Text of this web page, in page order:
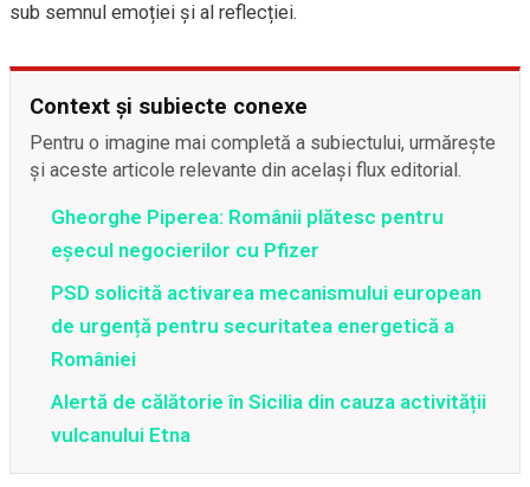
sub semnul emoției și al reflecției.
Context și subiecte conexe
Pentru o imagine mai completă a subiectului, urmărește
și aceste articole relevante din același flux editorial.
Gheorghe Piperea: Românii plătesc pentru
eșecul negocierilor cu Pfizer
PSD solicită activarea mecanismului european
de urgență pentru securitatea energetică a
României
Alertă de călătorie în Sicilia din cauza activității
vulcanului Etna